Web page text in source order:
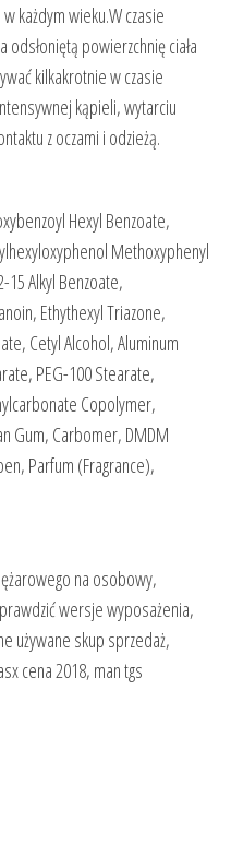
każdym wieku.W czasie
powierzchnię ciała
kilkakrotnie w czasie
kąpieli, wytarciu
z oczami i odzieżą.
Hexyl Benzoate,
Methoxyphenyl
Alkyl Benzoate,
Ethythexyl Triazone,
Cetyl Alcohol, Aluminum
PEG-100 Stearate,
Copolymer,
Gum, Carbomer, DMDM
Parfum (Fragrance),
na osobowy,
wersje wyposażenia,
używane skup sprzedaż,
cena 2018, man tgs